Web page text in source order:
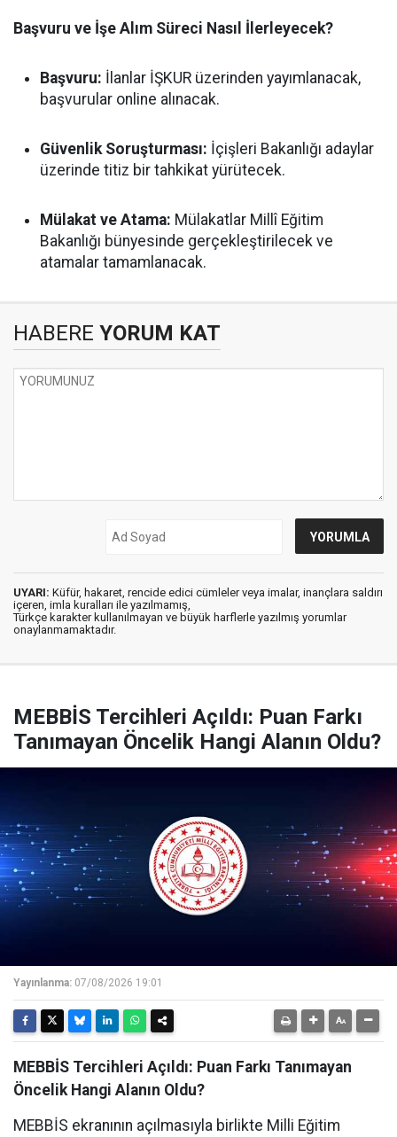
Başvuru ve İşe Alım Süreci Nasıl İlerleyecek?
Başvuru: İlanlar İŞKUR üzerinden yayımlanacak,
başvurular online alınacak.
Güvenlik Soruşturması: İçişleri Bakanlığı adaylar
üzerinde titiz bir tahkikat yürütecek.
Mülakat ve Atama: Mülakatlar Millî Eğitim
Bakanlığı bünyesinde gerçekleştirilecek ve
atamalar tamamlanacak.
HABERE YORUM KAT
UYARI: Küfür, hakaret, rencide edici cümleler veya imalar, inançlara saldırı
içeren, imla kuralları ile yazılmamış,
Türkçe karakter kullanılmayan ve büyük harflerle yazılmış yorumlar
onaylanmamaktadır.
MEBBİS Tercihleri Açıldı: Puan Farkı
Tanımayan Öncelik Hangi Alanın Oldu?
Yayınlanma: 07/08/2026 19:01
MEBBİS Tercihleri Açıldı: Puan Farkı Tanımayan
Öncelik Hangi Alanın Oldu?
MEBBİS ekranının açılmasıyla birlikte Milli Eğitim